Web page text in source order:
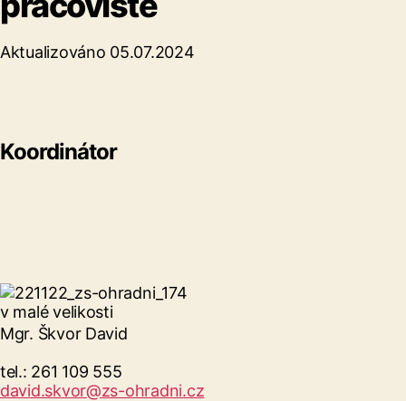
Aktualizováno 05.07.2024
Koordinátor
Mgr. Škvor David
tel.: 261 109 555
david.skvor@zs-ohradni.cz